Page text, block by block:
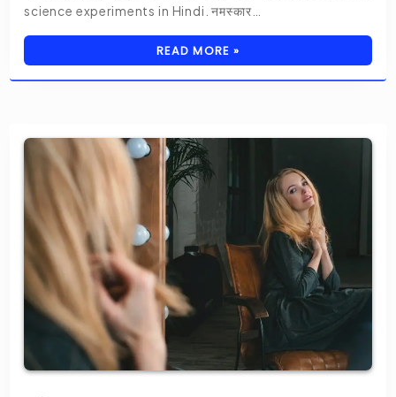
science experiments in Hindi. नमस्कार…
READ MORE »